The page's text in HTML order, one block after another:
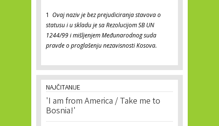
1 Ovaj naziv je bez prejudiciranja stavova o
statusu i u skladu je sa Rezolucijom SB UN
1244/99 i mišljenjem Međunarodnog suda
pravde o proglašenju nezavisnosti Kosova.
NAJČITANIJE
'I am from America / Take me to
Bosnia!'